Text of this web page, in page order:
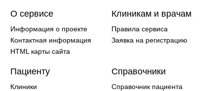
О сервисе
Информация о проекте
Контактная информация
HTML карты сайта
Клиникам и врачам
Правила сервиса
Заявка на регистрацию
Пациенту
Клиники
Справочники
Справочник пациента